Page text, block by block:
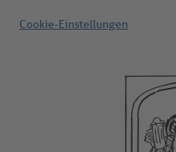
Cookie-Einstellungen